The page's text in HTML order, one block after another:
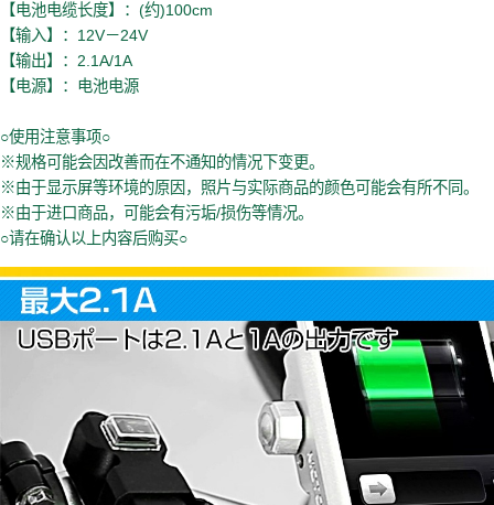
【电池电缆长度】：(约)100cm
【输入】：12V－24V
【输出】：2.1A/1A
【电源】：电池电源
○使用注意事项○
※规格可能会因改善而在不通知的情况下变更。
※由于显示屏等环境的原因，照片与实际商品的颜色可能会有所不同。
※由于进口商品，可能会有污垢/损伤等情况。
○请在确认以上内容后购买○